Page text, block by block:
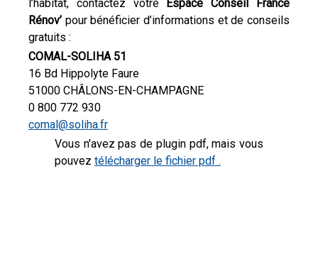
l’habitat, contactez votre Espace Conseil France
Rénov’ pour bénéficier d’informations et de conseils
gratuits :
COMAL-SOLIHA 51
16 Bd Hippolyte Faure
51000 CHÂLONS-EN-CHAMPAGNE
0 800 772 930
comal@soliha.fr
Vous n'avez pas de plugin pdf, mais vous
pouvez télécharger le fichier pdf .